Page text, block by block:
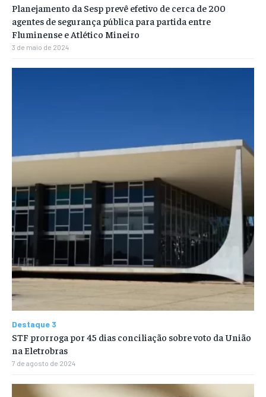
Planejamento da Sesp prevê efetivo de cerca de 200
agentes de segurança pública para partida entre
Fluminense e Atlético Mineiro
3 de maio de 2024
Destaque 3
STF prorroga por 45 dias conciliação sobre voto da União
na Eletrobras
7 de agosto de 2024